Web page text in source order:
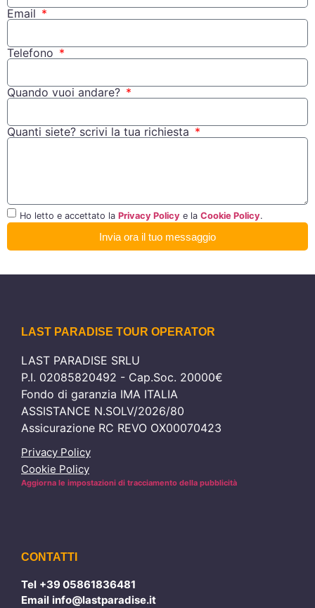
Email
Telefono
Quando vuoi andare?
Quanti siete? scrivi la tua richiesta
Ho letto e accettato la Privacy Policy e la Cookie Policy.
Invia ora il tuo messaggio
LAST PARADISE TOUR OPERATOR
LAST PARADISE SRLU
P.I. 02085820492 - Cap.Soc. 20000€
Fondo di garanzia IMA ITALIA
ASSISTANCE N.SOLV/2026/80
Assicurazione RC REVO OX00070423
Privacy Policy
Cookie Policy
Aggiorna le impostazioni di tracciamento della pubblicità
CONTATTI
Tel +39 05861836481
Email info@lastparadise.it